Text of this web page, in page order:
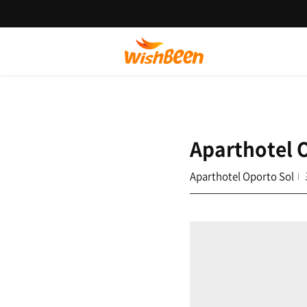
Aparthotel
Aparthotel Oporto Sol